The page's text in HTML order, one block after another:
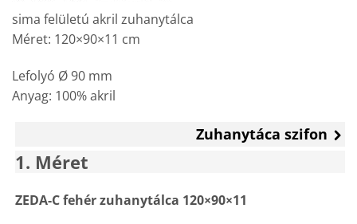
sima felületú akril zuhanytálca
Méret: 120×90×11 cm
Lefolyó Ø 90 mm
Anyag: 100% akril
Zuhanytáca szifon
1 Méret
ZEDA-C fehér zuhanytálca 120×90×11